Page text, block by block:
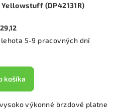
(DP42131R)
lehota 5-9 pracovných dní
košíka
výkonné brzdové platne